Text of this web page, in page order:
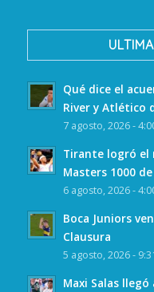
Qué dice el
River y Atlético
7 agosto, 2026 -
Tirante logró el
Masters 1000
6 agosto, 2026 -
Boca Juniors
Clausura
5 agosto, 2026 -
Maxi Salas llegó